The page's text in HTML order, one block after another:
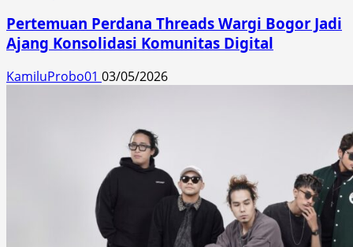
Pertemuan Perdana Threads Wargi Bogor Jadi
Ajang Konsolidasi Komunitas Digital
KamiluProbo01 03/05/2026